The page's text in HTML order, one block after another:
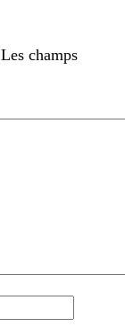
Les champs